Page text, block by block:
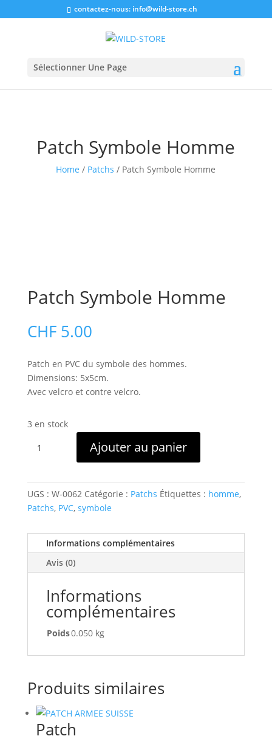
contactez-nous: info@wild-store.ch
Sélectionner Une Page
Patch Symbole Homme
Home / Patchs / Patch Symbole Homme
Patch Symbole Homme
CHF5.00
Patch en PVC du symbole des hommes.
Dimensions: 5x5cm.
Avec velcro et contre velcro.
3 en stock
Homme
Ajouter au panier
UGS : W-0062 Catégorie : Patchs Étiquettes : homme,
Patchs, PVC, symbole
Informations complémentaires
Avis (0)
Informations
complémentaires
Poids0.050 kg
Produits similaires
Patch